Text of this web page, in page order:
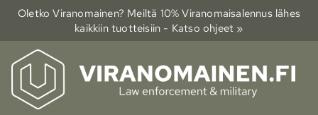
Oletko Viranomainen? Meiltä 10% Viranomais­alennus lähes
kaikkiin tuotteisiin - Katso ohjeet »